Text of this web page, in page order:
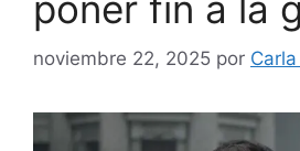
noviembre 22, 2025 por